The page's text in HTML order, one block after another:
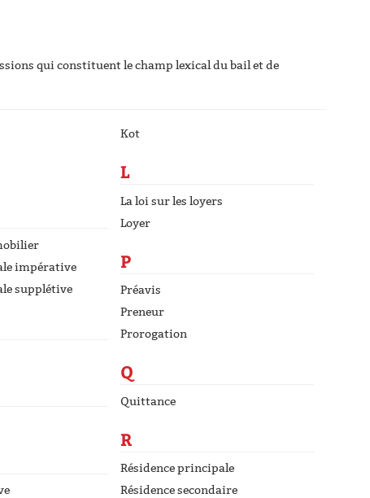
qui constituent le champ lexical du bail et de
impérative
supplétive
Kot
L
La loi sur les loyers
Loyer
P
Préavis
Preneur
Prorogation
Q
Quittance
R
Résidence principale
Résidence secondaire